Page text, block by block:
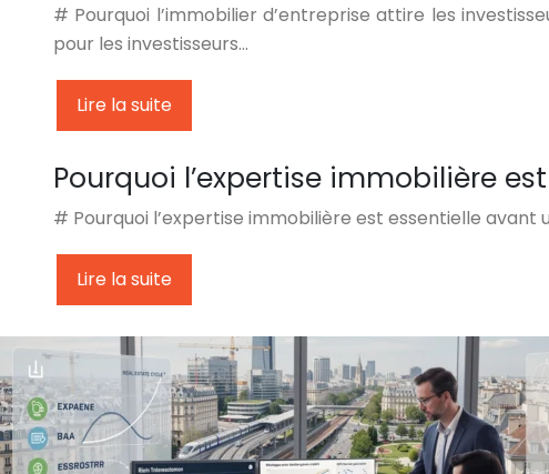
# Pourquoi l’immobilier d’entreprise attire les
pour les investisseurs…
Lire la suite
Pourquoi l’expertise immobilière
# Pourquoi l’expertise immobilière est essentielle
Lire la suite